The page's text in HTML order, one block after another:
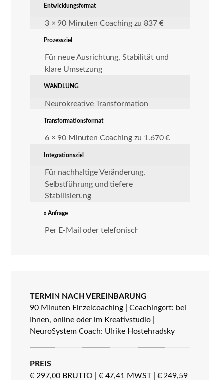
Entwicklungsformat
3 × 90 Minuten Coaching zu 837 €
Prozessziel
Für neue Ausrichtung, Stabilität und
klare Umsetzung
WANDLUNG
Neurokreative Transformation
Transformationsformat
6 × 90 Minuten Coaching zu 1.670 €
Integrationsziel
Für nachhaltige Veränderung,
Selbstführung und tiefere
Stabilisierung
» Anfrage
Per E-Mail oder telefonisch
TERMIN NACH VEREINBARUNG
90 Minuten Einzelcoaching | Coachingort: bei
Ihnen, online oder im Kreativstudio |
NeuroSystem Coach: Ulrike Hostehradsky
PREIS
€ 297,00 BRUTTO | € 47,41 MWST | € 249,59